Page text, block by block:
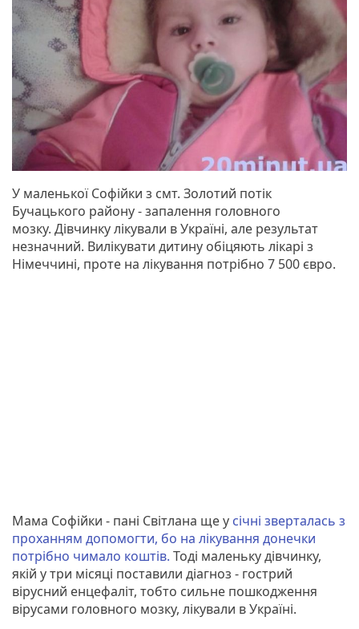
У маленької Софійки з смт. Золотий потік
Бучацького району - запалення головного
мозку. Дівчинку лікували в Україні, але результат
незначний. Вилікувати дитину обіцяють лікарі з
Німеччині, проте на лікування потрібно 7 500 євро.
Мама Софійки - пані Світлана ще у січні зверталась з
проханням допомогти, бо на лікування донечки
потрібно чимало коштів. Тоді маленьку дівчинку,
якій у три місяці поставили діагноз - гострий
вірусний енцефаліт, тобто сильне пошкодження
вірусами головного мозку, лікували в Україні.